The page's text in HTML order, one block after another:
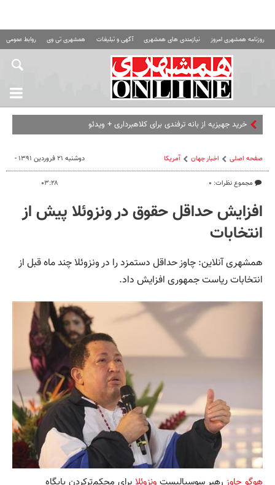
روزنامه همشهری امروز نیازمندی های همشهری آگهی و تبلیغات همشهری تی وی روابط عمومی
صفحه اصلی اخبار جهان آمریکا
مجموع نظرات: ۰
دوشنبه ۲۱ فروردین ۱۳۹۱ -
۰۳:۲۸
افزایش حداقل حقوق در ونزوئلا پیش از
انتخابات
همشهری آنلاین: چاوز حداقل دستمزد را در ونزوئلا چند ماه قبل از
انتخابات ریاست جمهوری افزایش داد.
هوگو چاوز رهبر سوسیالیست ونزوئلا برای محکم‌ترکردن پایگاه